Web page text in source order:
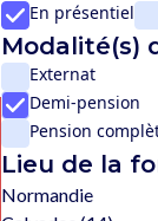
En présentiel
Modalité(s)
Externat
Demi-pension
Pension
Lieu de la
Normandie